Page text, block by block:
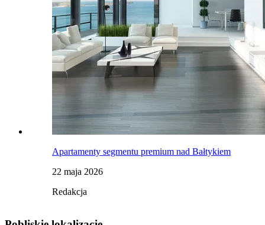
Apartamenty segmentu premium nad Bałtykiem
22 maja 2026
Redakcja